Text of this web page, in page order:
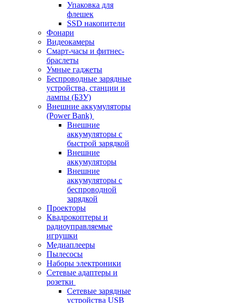
Упаковка для
флешек
SSD накопители
Фонари
Видеокамеры
Смарт-часы и фитнес-
браслеты
Умные гаджеты
Беспроводные зарядные
устройства, станции и
лампы (БЗУ)
Внешние аккумуляторы
(Power Bank)
Внешние
аккумуляторы с
быстрой зарядкой
Внешние
аккумуляторы
Внешние
аккумуляторы с
беспроводной
зарядкой
Проекторы
Квадрокоптеры и
радиоуправляемые
игрушки
Медиаплееры
Пылесосы
Наборы электроники
Сетевые адаптеры и
розетки
Сетевые зарядные
устройства USB